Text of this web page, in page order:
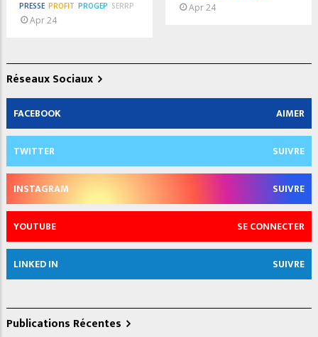
PRESSE PROFIT PROGEP SERRP
Apr 24
Apr 24
Réseaux Sociaux
FACEBOOK AIMER
TWITTER SUIVRE
INSTAGRAM SUIVRE
YOUTUBE SE CONNECTER
LINKED IN SUIVRE
Publications Récentes